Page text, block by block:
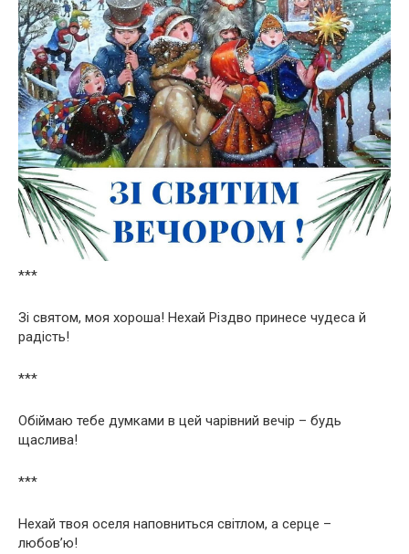
***
Зі святом, моя хороша! Нехай Різдво принесе чудеса й
радість!
***
Обіймаю тебе думками в цей чарівний вечір – будь
щаслива!
***
Нехай твоя оселя наповниться світлом, а серце –
любов’ю!